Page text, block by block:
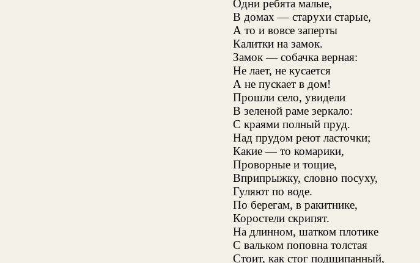
Одни ребята малые,
В домах — старухи старые,
А то и вовсе заперты
Калитки на замок.
Замок — собачка верная:
Не лает, не кусается
А не пускает в дом!
Прошли село, увидели
В зеленой раме зеркало:
С краями полный пруд.
Над прудом реют ласточки;
Какие — то комарики,
Проворные и тощие,
Вприпрыжку, словно посуху,
Гуляют по воде.
По берегам, в ракитнике,
Коростели скрипят.
На длинном, шатком плотике
С вальком поповна толстая
Стоит, как стог подщипанный,